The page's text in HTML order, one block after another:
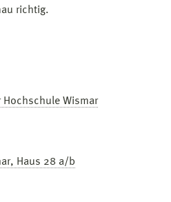
richtig.
Wismar
Haus 28 a/b